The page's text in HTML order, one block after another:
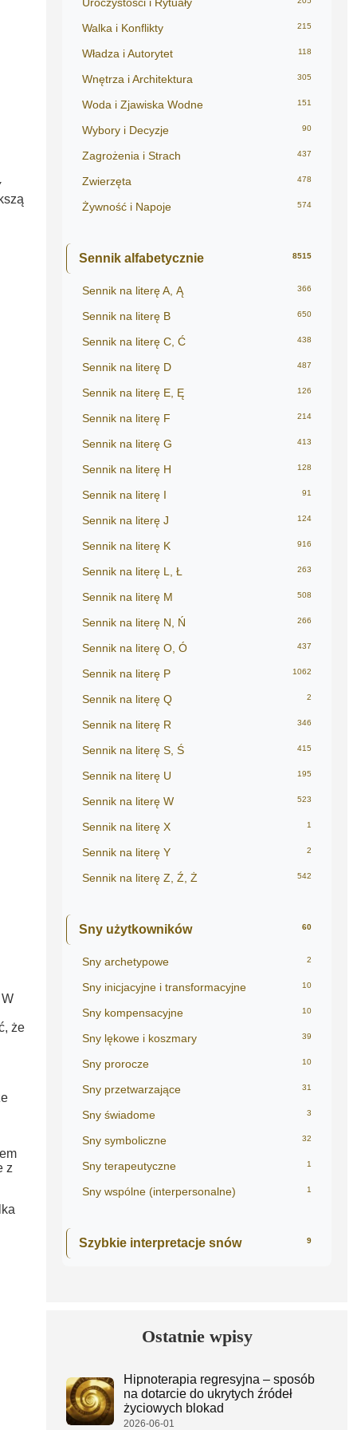
że
z
Walka i Konflikty 215
Władza i Autorytet 118
Wnętrza i Architektura 305
Woda i Zjawiska Wodne 151
Wybory i Decyzje 90
Zagrożenia i Strach 437
Zwierzęta 478
Żywność i Napoje 574
Sennik alfabetycznie 8515
Sennik na literę A, Ą 366
Sennik na literę B 650
Sennik na literę C, Ć 438
Sennik na literę D 487
Sennik na literę E, Ę 126
Sennik na literę F 214
Sennik na literę G 413
Sennik na literę H 128
Sennik na literę I 91
Sennik na literę J 124
Sennik na literę K 916
Sennik na literę L, Ł 263
Sennik na literę M 508
Sennik na literę N, Ń 266
Sennik na literę O, Ó 437
Sennik na literę P 1062
Sennik na literę Q 2
Sennik na literę R 346
Sennik na literę S, Ś 415
Sennik na literę U 195
Sennik na literę W 523
Sennik na literę X 1
Sennik na literę Y 2
Sennik na literę Z, Ź, Ż 542
Sny użytkowników 60
Sny archetypowe 2
Sny inicjacyjne i transformacyjne 10
Sny kompensacyjne 10
Sny lękowe i koszmary 39
Sny prorocze 10
Sny przetwarzające 31
Sny świadome 3
Sny symboliczne 32
Sny terapeutyczne 1
Sny wspólne (interpersonalne) 1
Szybkie interpretacje snów 9
Ostatnie wpisy
Hipnoterapia regresyjna – sposób
na dotarcie do ukrytych źródeł
życiowych blokad
2026-06-01